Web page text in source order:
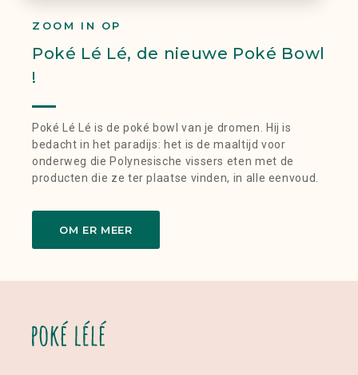
ZOOM IN OP
Poké Lé Lé, de nieuwe Poké Bowl
!
Poké Lé Lé is de poké bowl van je dromen. Hij is
bedacht in het paradijs: het is de maaltijd voor
onderweg die Polynesische vissers eten met de
producten die ze ter plaatse vinden, in alle eenvoud.
OM ER MEER